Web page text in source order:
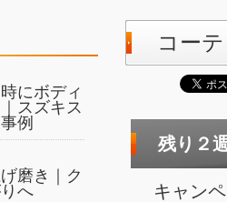
にボディ
スズキス
例
磨き｜ク
へ
コー
残り２
キャン